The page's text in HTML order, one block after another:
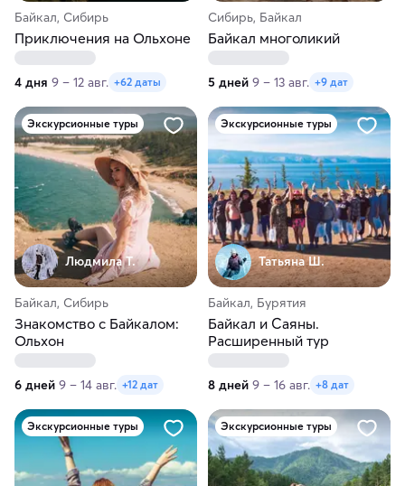
Байкал, Сибирь
Приключения на Ольхоне
4 дня 9 – 12 авг. +62 даты
Сибирь, Байкал
Байкал многоликий
5 дней 9 – 13 авг. +9 дат
Экскурсионные туры
Людмила Т.
Байкал, Сибирь
Знакомство с Байкалом:
Ольхон
6 дней 9 – 14 авг. +12 дат
Экскурсионные туры
Татьяна Ш.
Байкал, Бурятия
Байкал и Саяны.
Расширенный тур
8 дней 9 – 16 авг. +8 дат
Экскурсионные туры Экскурсионные туры